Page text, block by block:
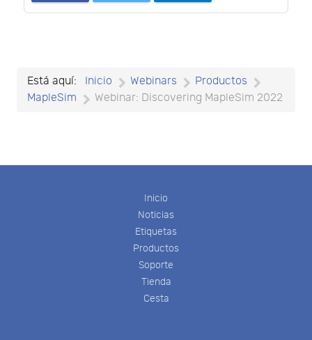
Está aquí: Inicio Webinars
Productos
MapleSim
Webinar: Discovering MapleSim 2022
Inicio
Noticias
Etiquetas
Productos
Soporte
Tienda
Cesta